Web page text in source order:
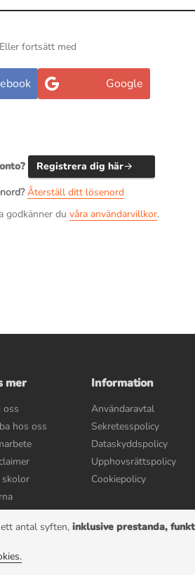
Eller fortsätt med
Google
Registrera dig här
Återställ ditt lösenord
godkänner du våra användarvillkor.
mer
oss
hos oss
skolor
Information
Användaravtal
Sekretesspolicy
Dataskyddspolicy
Upphovsrättspolicy
Cookiepolicy
Pluggie AB | Alla rättigheter reserverade
antal syften, inklusive prestanda,